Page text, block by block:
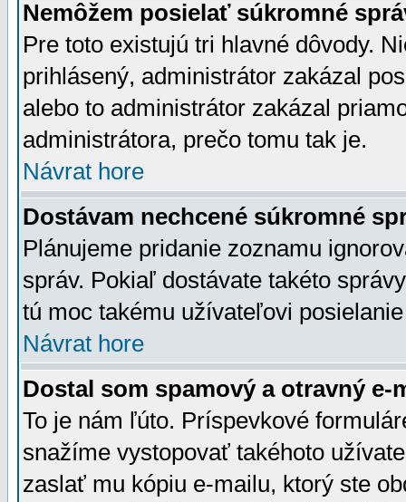
Nemôžem posielať súkromné
Pre toto existujú tri hlavné dôvody.
prihlásený, administrátor zakázal
alebo to administrátor zakázal
administrátora, prečo tomu tak je.
Návrat hore
Dostávam nechcené súkromné
Plánujeme pridanie zoznamu
správ. Pokiaľ dostávate takéto
tú moc takému užívateľovi
Návrat hore
Dostal som spamový a otravný e-
To je nám ľúto. Príspevkové
snažíme vystopovať takéhoto
zaslať mu kópiu e-mailu, ktorý ste